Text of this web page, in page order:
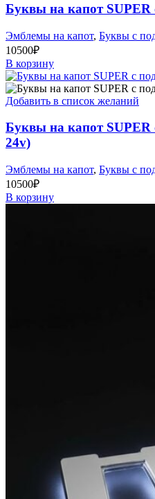
Буквы на капот SUPER
Эмблемы на капот, Буквы с
10500₽
В корзину
Добавить в список желаний
Буквы на капот SUPER
24v)
Эмблемы на капот, Буквы с
10500₽
В корзину